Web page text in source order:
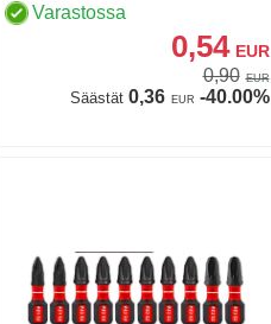
Varastossa
0,54 EUR
0,90 EUR
Säästät0,36 EUR -40.00%